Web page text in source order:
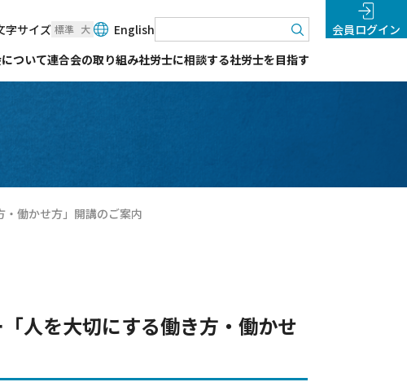
会員ログイン
字サイズ 標準 大 English 検索
ついて連合会の取り組み社労士に相談する社労士を目指す
・働かせ方」開講のご案内
人を大切にする働き方・働かせ